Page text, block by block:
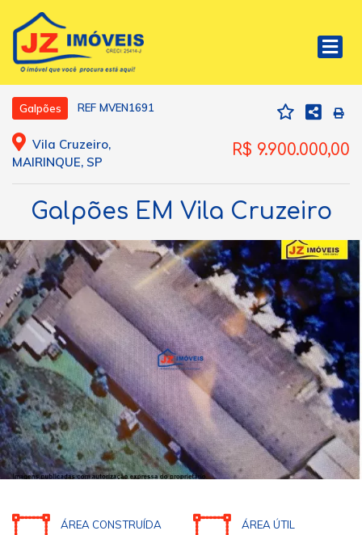
Galpões REF MVEN1691
Vila Cruzeiro,
MAIRINQUE, SP
R$ 9.900.000,00
Galpões EM Vila Cruzeiro
ÁREA CONSTRUÍDA ÁREA ÚTIL